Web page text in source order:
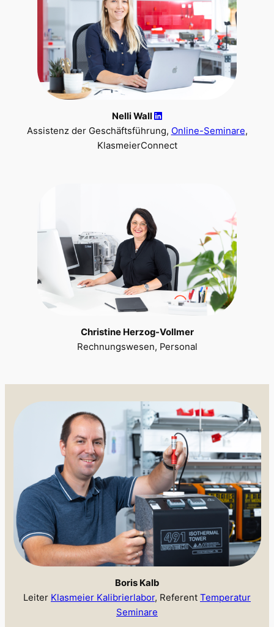
Nelli Wall
Assistenz der Geschäftsführung, Online-Seminare,
KlasmeierConnect
Christine Herzog-Vollmer
Rechnungswesen, Personal
Boris Kalb
Leiter Klasmeier Kalibrierlabor, Referent Temperatur
Seminare